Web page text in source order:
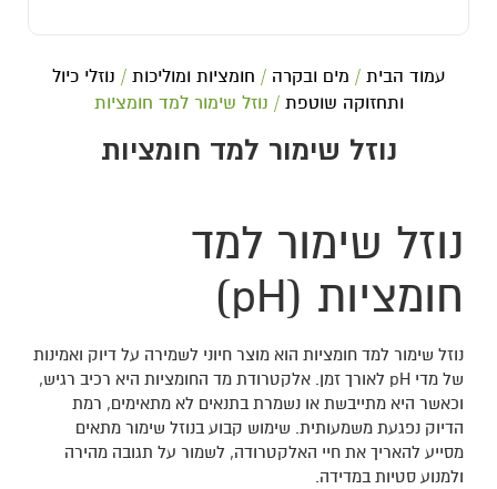
עמוד הבית / מים ובקרה / חומציות ומוליכות / נוזלי כיול
ותחזוקה שוטפת / נוזל שימור למד חומציות
נוזל שימור למד חומציות
נוזל שימור למד
חומציות (pH)
נוזל שימור למד חומציות הוא מוצר חיוני לשמירה על דיוק ואמינות
של מדי pH לאורך זמן. אלקטרודת מד החומציות היא רכיב רגיש,
וכאשר היא מתייבשת או נשמרת בתנאים לא מתאימים, רמת
הדיוק נפגעת משמעותית. שימוש קבוע בנוזל שימור מתאים
מסייע להאריך את חיי האלקטרודה, לשמור על תגובה מהירה
ולמנוע סטיות במדידה.